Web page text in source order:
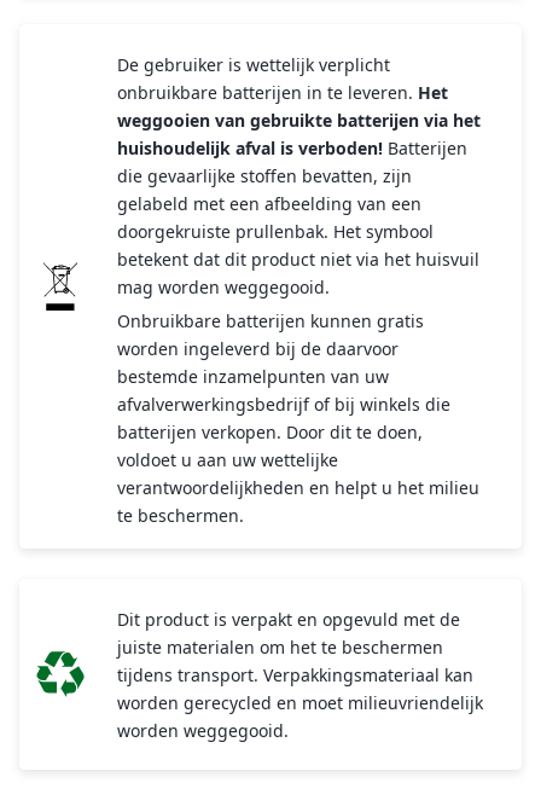
De gebruiker is wettelijk verplicht
onbruikbare batterijen in te leveren. Het
weggooien van gebruikte batterijen via het
huishoudelijk afval is verboden! Batterijen
die gevaarlijke stoffen bevatten, zijn
gelabeld met een afbeelding van een
doorgekruiste prullenbak. Het symbool
betekent dat dit product niet via het huisvuil
mag worden weggegooid.
Onbruikbare batterijen kunnen gratis
worden ingeleverd bij de daarvoor
bestemde inzamelpunten van uw
afvalverwerkingsbedrijf of bij winkels die
batterijen verkopen. Door dit te doen,
voldoet u aan uw wettelijke
verantwoordelijkheden en helpt u het milieu
te beschermen.
Dit product is verpakt en opgevuld met de
juiste materialen om het te beschermen
tijdens transport. Verpakkingsmateriaal kan
worden gerecycled en moet milieuvriendelijk
worden weggegooid.